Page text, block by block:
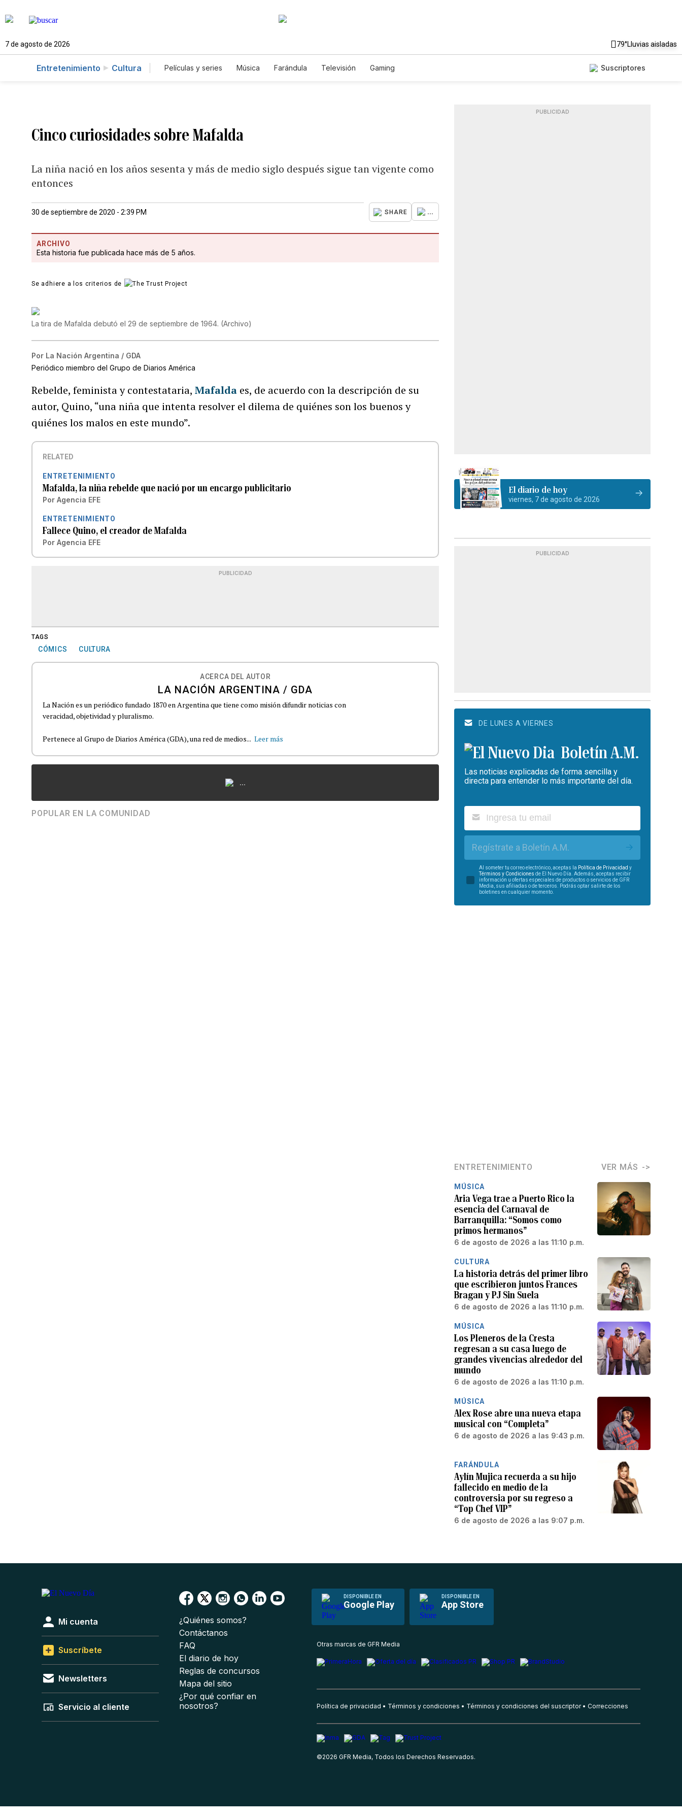
7 de agosto de 2026 79°Lluvias aisladas
Entretenimiento Cultura Películas y series Música Farándula Televisión Gaming Suscriptores
Cinco curiosidades sobre Mafalda
La niña nació en los años sesenta y más de medio siglo después sigue tan vigente como
entonces
30 de septiembre de 2020 - 2:39 PM SHARE ...
ARCHIVO
Esta historia fue publicada hace más de 5 años.
Se adhiere a los criterios de
La tira de Mafalda debutó el 29 de septiembre de 1964. (Archivo)
Por La Nación Argentina / GDA
Periódico miembro del Grupo de Diarios América
Rebelde, feminista y contestataria,Mafalda es, de acuerdo con la descripción de su
autor, Quino, “una niña que intenta resolver el dilema de quiénes son los buenos y
quiénes los malos en este mundo”.
RELATED
ENTRETENIMIENTO
Mafalda, la niña rebelde que nació por un encargo publicitario
Por Agencia EFE
ENTRETENIMIENTO
Fallece Quino, el creador de Mafalda
Por Agencia EFE
PUBLICIDAD
TAGS
CÓMICS CULTURA
ACERCA DEL AUTOR
LA NACIÓN ARGENTINA / GDA
La Nación es un periódico fundado 1870 en Argentina que tiene como misión difundir noticias con
veracidad, objetividad y pluralismo.
Pertenece al Grupo de Diarios América (GDA), una red de medios... Leer más
...
POPULAR EN LA COMUNIDAD
PUBLICIDAD
El diario de hoy
viernes, 7 de agosto de 2026
PUBLICIDAD
DE LUNES A VIERNES
Boletín A.M.
Las noticias explicadas de forma sencilla y
directa para entender lo más importante del día.
Regístrate a Boletín A.M.
Al someter tu correo electrónico, aceptas la Política de Privacidad y
Términos y Condiciones de El Nuevo Día. Además, aceptas recibir
información u ofertas especiales de productos o servicios de GFR
Media, sus afiliadas o de terceros. Podrás optar salirte de los
boletines en cualquier momento.
ENTRETENIMIENTO VER MÁS
MÚSICA
Aria Vega trae a Puerto Rico la
esencia del Carnaval de
Barranquilla: “Somos como
primos hermanos”
6 de agosto de 2026 a las 11:10 p.m.
CULTURA
La historia detrás del primer libro
que escribieron juntos Frances
Bragan y PJ Sin Suela
6 de agosto de 2026 a las 11:10 p.m.
MÚSICA
Los Pleneros de la Cresta
regresan a su casa luego de
grandes vivencias alrededor del
mundo
6 de agosto de 2026 a las 11:10 p.m.
MÚSICA
Alex Rose abre una nueva etapa
musical con “Completa”
6 de agosto de 2026 a las 9:43 p.m.
FARÁNDULA
Aylín Mujica recuerda a su hijo
fallecido en medio de la
controversia por su regreso a
“Top Chef VIP”
6 de agosto de 2026 a las 9:07 p.m.
DISPONIBLE EN
Google Play
DISPONIBLE EN
App Store
Mi cuenta
Suscríbete
Newsletters
Servicio al cliente
¿Quiénes somos?
Contáctanos
FAQ
El diario de hoy
Reglas de concursos
Mapa del sitio
¿Por qué confiar en
nosotros?
Otras marcas de GFR Media
Política de privacidad Términos y condiciones Términos y condiciones del suscriptor Correcciones
©2026 GFR Media, Todos los Derechos Reservados.